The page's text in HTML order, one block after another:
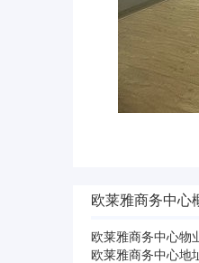
欧莱雅商务中心
欧莱雅商务中心物
欧莱雅商务中心地